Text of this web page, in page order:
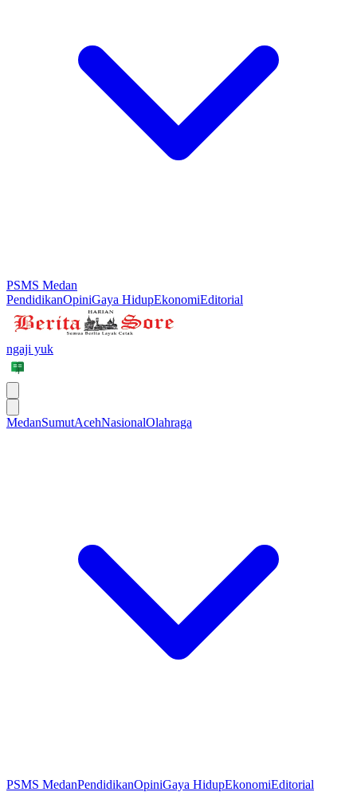
PSMS Medan
PendidikanOpiniGaya HidupEkonomiEditorial
ngaji yuk
MedanSumutAcehNasionalOlahraga
PSMS MedanPendidikanOpiniGaya HidupEkonomiEditorial